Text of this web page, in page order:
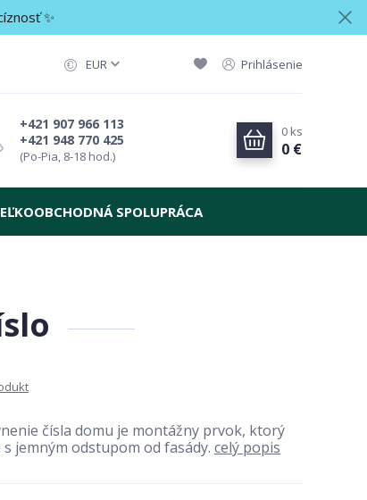
✨
EUR Prihlásenie
+421 948 770 425
+421 907 966 113
(Po-Pia, 8-18 hod.)
0 ks
0 €
SPOLUPRÁCA
čísla domu je montážny prvok, ktorý
jemným odstupom od fasády. celý popis